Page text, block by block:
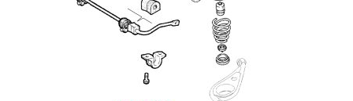
TOEVOEGEN AAN WINKELWAGEN
/
DETAILS